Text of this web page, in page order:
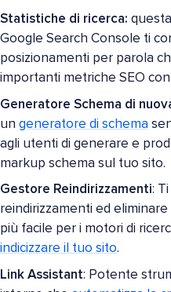
Statistiche di ricerca:
Google Search Console ti
posizionamenti per parola
importanti metriche SEO con
Generatore Schema di
un generatore di schema
agli utenti di generare e
markup schema sul tuo sito.
Gestore Reindirizzamenti:
reindirizzamenti ed
più facile per i motori di
indicizzare il tuo sito.
Link Assistant: Potente